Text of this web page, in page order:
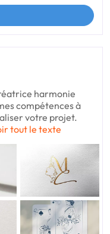
harmonie
compétences à
votre projet.
tout le texte